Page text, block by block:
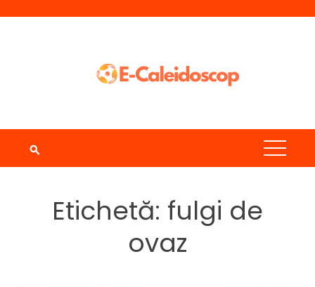
Etichetă: fulgi de
ovaz